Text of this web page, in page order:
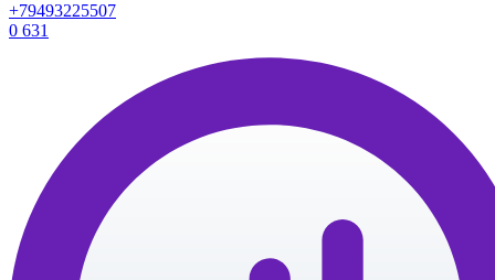
+79493225507
0 631